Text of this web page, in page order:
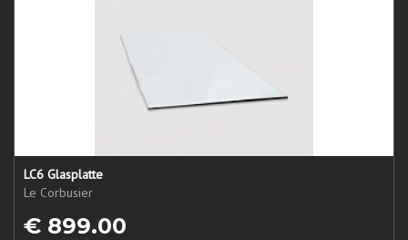
LC6 Glasplatte
Le Corbusier
€ 899.00